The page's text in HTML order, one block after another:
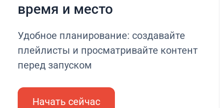
время и место
Удобное планирование: создавайте
плейлисты и просматривайте контент
перед запуском
Начать сейчас